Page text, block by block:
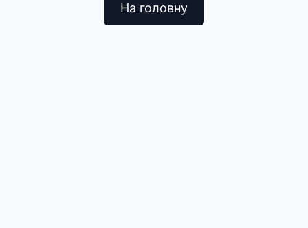
На головну